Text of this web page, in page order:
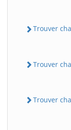
Trouver
Trouver
Trouver